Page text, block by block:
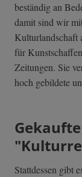
beständig an
damit sind wir
Kulturlandschaft
für
Zeitungen. Sie
hoch gebildete
Stattdessen gibt